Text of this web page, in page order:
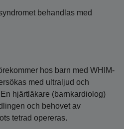
behandlas med
hos barn med WHIM-
med ultraljud och
hjärtläkare (barnkardiolog)
och behovet av
tetrad opereras.